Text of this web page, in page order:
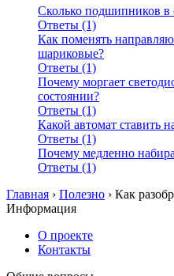
Сколько подшипников в
Ответы (1)
Как поменять
шариковые?
Ответы (1)
Почему моргает
состоянии?
Ответы (1)
Какой автомат ставить
Ответы (1)
Почему медленно
Ответы (1)
Главная › Полезно › Как
Информация
О проекте
Контакты